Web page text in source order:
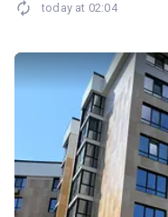
краєвид з вікон 🏙 ЖК Dream Town — сучасний комплекс у
today at 02:04